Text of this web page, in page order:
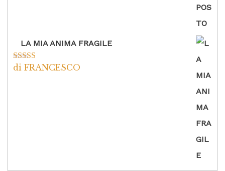
LA MIA ANIMA FRAGILE
Valutato5su
di FRANCESCO